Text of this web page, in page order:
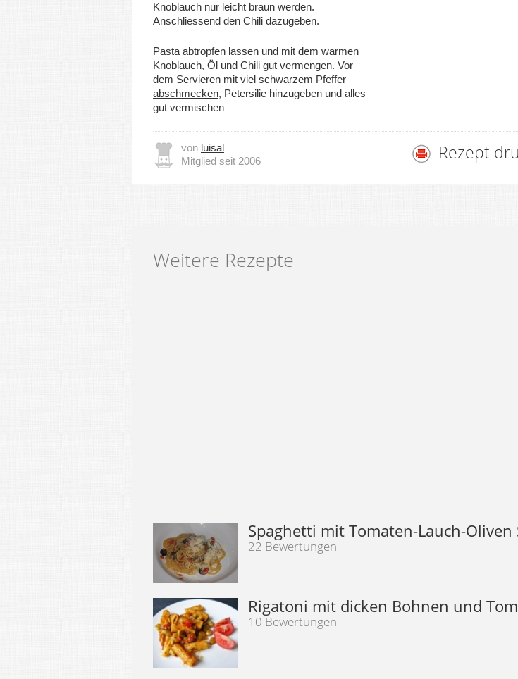
Knoblauch nur leicht braun werden.
Anschliessend den Chili dazugeben.
Pasta abtropfen lassen und mit dem warmen
Knoblauch, Öl und Chili gut vermengen. Vor
dem Servieren mit viel schwarzem Pfeffer
abschmecken, Petersilie hinzugeben und alles
gut vermischen
von luisal
Mitglied seit 2006
Rezept
Weitere Rezepte
Spaghetti mit Tomaten-Lauch-Oliven
22 Bewertungen
Rigatoni mit dicken Bohnen und
10 Bewertungen